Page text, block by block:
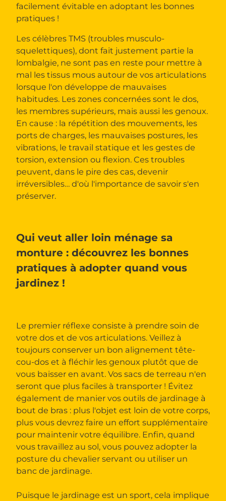
facilement évitable en adoptant les bonnes
pratiques !
Les célèbres TMS (troubles musculo-
squelettiques), dont fait justement partie la
lombalgie, ne sont pas en reste pour mettre à
mal les tissus mous autour de vos articulations
lorsque l'on développe de mauvaises
habitudes. Les zones concernées sont le dos,
les membres supérieurs, mais aussi les genoux.
En cause : la répétition des mouvements, les
ports de charges, les mauvaises postures, les
vibrations, le travail statique et les gestes de
torsion, extension ou flexion. Ces troubles
peuvent, dans le pire des cas, devenir
irréversibles… d'où l'importance de savoir s'en
préserver.
Qui veut aller loin ménage sa
monture : découvrez les bonnes
pratiques à adopter quand vous
jardinez !
Le premier réflexe consiste à prendre soin de
votre dos et de vos articulations. Veillez à
toujours conserver un bon alignement tête-
cou-dos et à fléchir les genoux plutôt que de
vous baisser en avant. Vos sacs de terreau n'en
seront que plus faciles à transporter ! Évitez
également de manier vos outils de jardinage à
bout de bras : plus l'objet est loin de votre corps,
plus vous devrez faire un effort supplémentaire
pour maintenir votre équilibre. Enfin, quand
vous travaillez au sol, vous pouvez adopter la
posture du chevalier servant ou utiliser un
banc de jardinage.
Puisque le jardinage est un sport, cela implique